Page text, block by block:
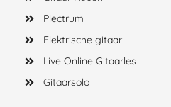
Plectrum
Elektrische gitaar
Live Online Gitaarles
Gitaarsolo